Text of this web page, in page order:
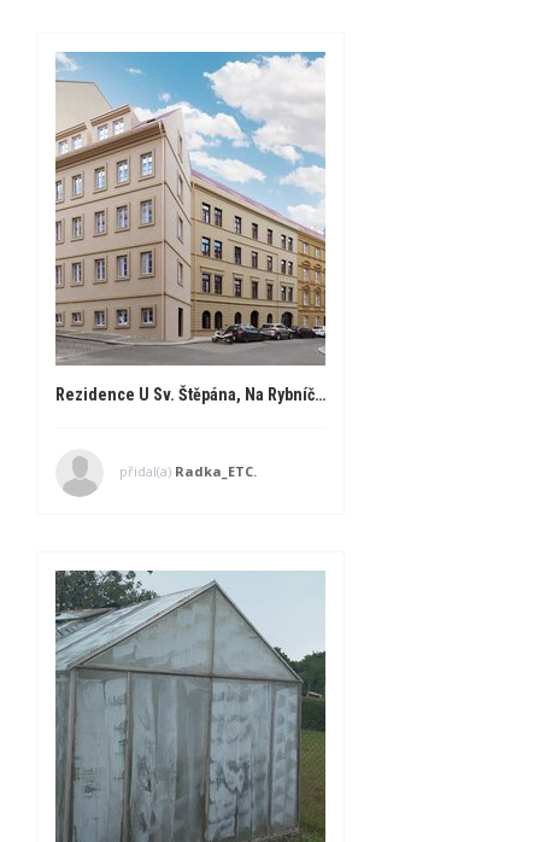
Rezidence U Sv. Štěpána, Na Rybníčku, Nové Město pražské
přidal(a) Radka_ETC.